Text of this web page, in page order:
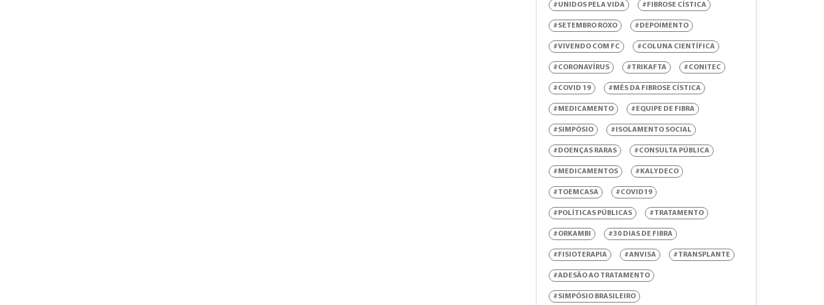
#UNIDOS PELA VIDA #FIBROSE CÍSTICA
#SETEMBRO ROXO #DEPOIMENTO
#VIVENDO COM FC #COLUNA CIENTÍFICA
#CORONAVÍRUS #TRIKAFTA #CONITEC
#COVID 19 #MÊS DA FIBROSE CÍSTICA
#MEDICAMENTO #EQUIPE DE FIBRA
#SIMPÓSIO #ISOLAMENTO SOCIAL
#DOENÇAS RARAS #CONSULTA PÚBLICA
#MEDICAMENTOS #KALYDECO
#TOEMCASA #COVID19
#POLÍTICAS PÚBLICAS #TRATAMENTO
#ORKAMBI #30 DIAS DE FIBRA
#FISIOTERAPIA #ANVISA #TRANSPLANTE
#ADESÃO AO TRATAMENTO
#SIMPÓSIO BRASILEIRO